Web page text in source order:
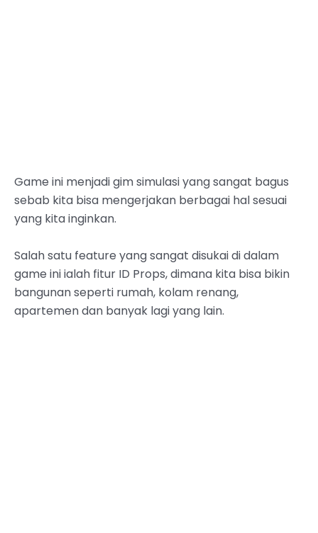
Game ini menjadi gim simulasi yang sangat bagus
sebab kita bisa mengerjakan berbagai hal sesuai
yang kita inginkan.
Salah satu feature yang sangat disukai di dalam
game ini ialah fitur ID Props, dimana kita bisa bikin
bangunan seperti rumah, kolam renang,
apartemen dan banyak lagi yang lain.